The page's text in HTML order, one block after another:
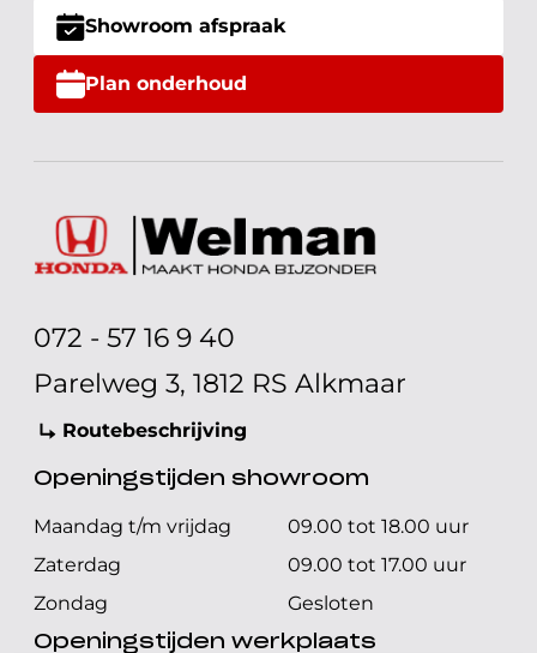
Showroom afspraak
Plan onderhoud
072 - 57 16 9 40
Parelweg 3, 1812 RS Alkmaar
Routebeschrijving
Openingstijden showroom
Maandag t/m vrijdag
09.00 tot 18.00 uur
Zaterdag
09.00 tot 17.00 uur
Zondag
Gesloten
Openingstijden werkplaats